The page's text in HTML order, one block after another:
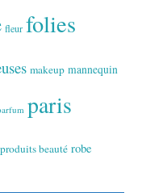
fleur folies
makeup mannequin
paris
produits beauté robe